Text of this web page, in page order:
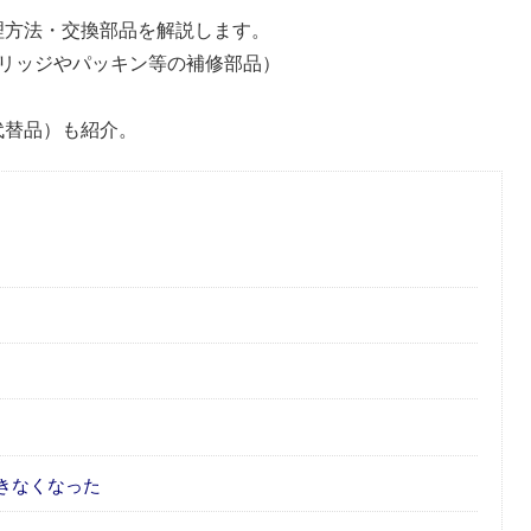
法・交換部品を解説します。
ッジやパッキン等の補修部品）
品）も紹介。
なくなった